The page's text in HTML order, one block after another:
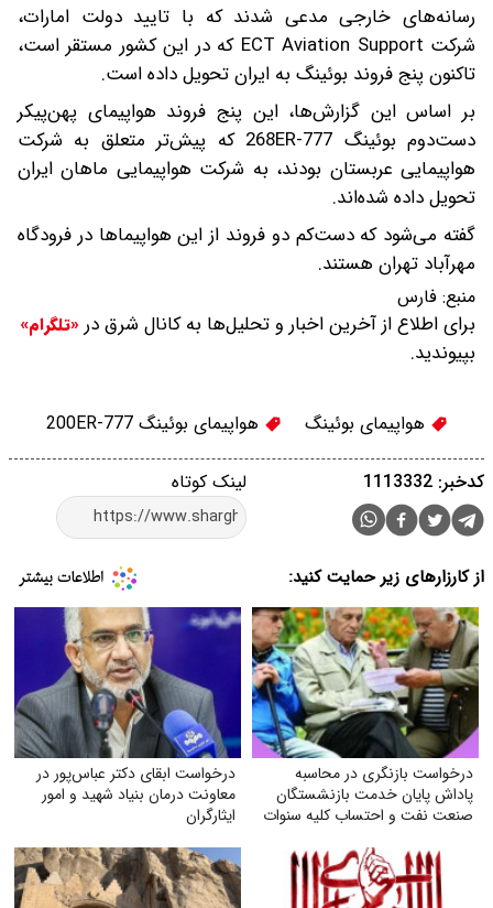
رسانه‌های خارجی مدعی شدند که با تایید دولت امارات،
شرکت ECT Aviation Support که در این کشور مستقر است،
تاکنون پنج فروند بوئینگ به ایران تحویل داده است.
بر اساس این گزارش‌ها، این پنج فروند هواپیمای پهن‌پیکر
دست‌دوم بوئینگ 777-268ER که پیش‌تر متعلق به شرکت
هواپیمایی عربستان بودند، به شرکت هواپیمایی ماهان ایران
تحویل داده شده‌اند.
گفته می‌شود که دست‌کم دو فروند از این هواپیما‌ها در فرودگاه
مهرآباد تهران هستند.
منبع: فارس
برای اطلاع از آخرین اخبار و تحلیل‌ها به کانال شرق در «تلگرام»
بپیوندید.
هواپیمای بوئینگ هواپیمای بوئینگ 777-200ER
لینک کوتاه کدخبر: 1113332
از کارزارهای زیر حمایت کنید:
درخواست بازنگری در محاسبه
پاداش پایان خدمت بازنشستگان
صنعت نفت و احتساب کلیه سنوات
درخواست ابقای دکتر عباس‌پور در
معاونت درمان بنیاد شهید و امور
ایثارگران